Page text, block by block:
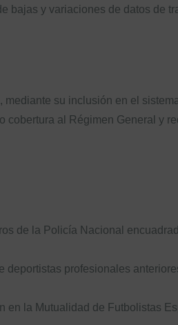
bajas y variaciones de datos de
su inclusión en el
al Régimen General y
de la Policía Nacional
profesionales
la Mutualidad de Futbolistas